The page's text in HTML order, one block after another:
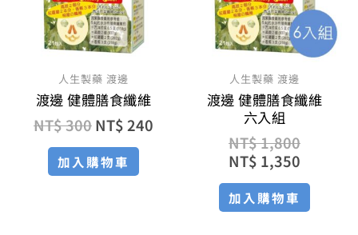
人生製藥 渡邊
渡邊 健體膳食纖維
NT$300NT$ 240
加入購物車
人生製藥 渡邊
渡邊 健體膳食纖維
六入組
NT$1,800
NT$ 1,350
加入購物車